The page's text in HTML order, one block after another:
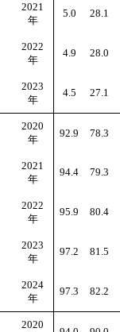
2021
年
5.0 28.1
2022
年
4.9 28.0
2023
年
4.5 27.1
2020
年
92.9 78.3
2021
年
94.4 79.3
2022
年
95.9 80.4
2023
年
97.2 81.5
2024
年
97.3 82.2
2020